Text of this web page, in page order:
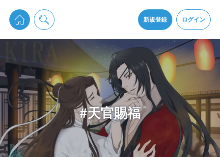
新規登録 ログイン
pixiv Sketchは2024年5月28日付で プライパシーポリシーを改定しました。
通知を受け取るにはここをクリックします
pixiv Sketchアプリでさらに快適に！
アプリをインストール
#天官賜福